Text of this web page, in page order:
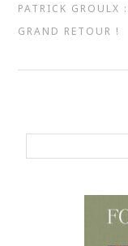
PATRICK GROULX
GRAND RETOUR !